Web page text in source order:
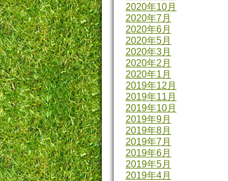
2020年10月
2020年7月
2020年6月
2020年5月
2020年3月
2020年2月
2020年1月
2019年12月
2019年11月
2019年10月
2019年9月
2019年8月
2019年7月
2019年6月
2019年5月
2019年4月